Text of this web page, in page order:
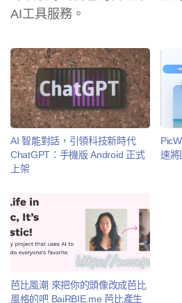
AI工具服務。
AI 智能對話，引領科技新時代
ChatGPT：手機版 Android 正式
上架
速將
芭比風潮 來把你的頭像改成芭比
風格的吧 BaiRBIE.me 芭比產生